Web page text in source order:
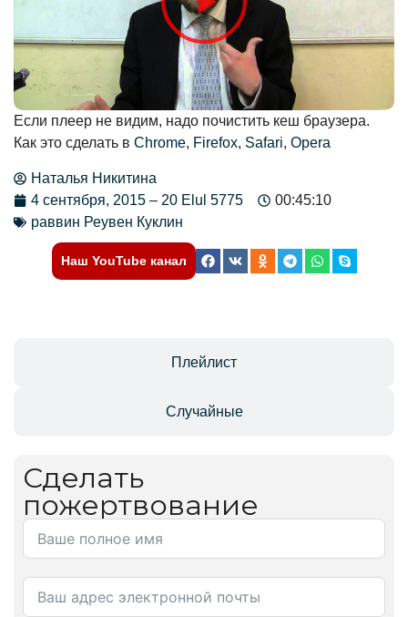
Если плеер не видим, надо почистить кеш браузера.
Как это сделать в Chrome, Firefox, Safari, Opera
Наталья Никитина
4 сентября, 2015 – 20 Elul 5775
00:45:10
раввин Реувен Куклин
Наш YouTube канал
Плейлист
Случайные
Сделать
пожертвование